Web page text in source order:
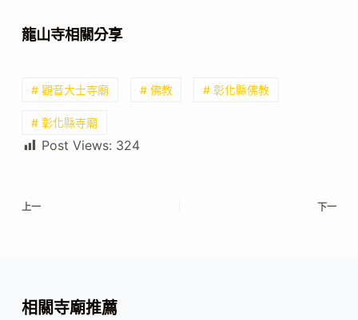
龍山寺相關分享
# 觀音大士寺廟 # 佛教 # 彰化縣佛教
# 彰化縣寺廟
Post Views: 324
上一 下一
相關寺廟推薦